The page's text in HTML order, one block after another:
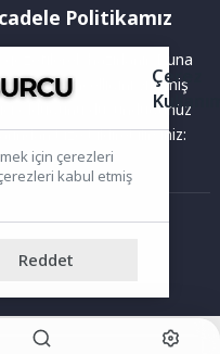
Politikamız
hazırlanır. Buna
veya güncelliğini yitirmiş
olduğunu düşündüğünüz
bize bildirebilirsiniz:
izinsiz kopyalanamaz,
Çerez
için çerezleri
kabul etmiş
Reddet